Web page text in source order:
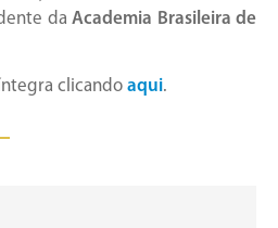
da Academia Brasileira de
clicando aqui.